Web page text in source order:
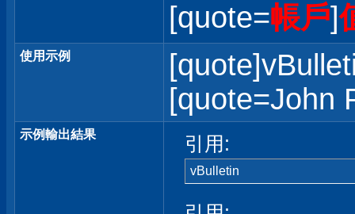
[quote=帳戶]
使用示例
[quote=John
示例輸出結果 引用:
vBulletin